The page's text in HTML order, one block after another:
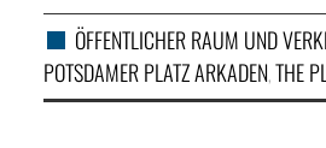
ÖFFENTLICHER RAUM UND
POTSDAMER PLATZ ARKADEN,THE